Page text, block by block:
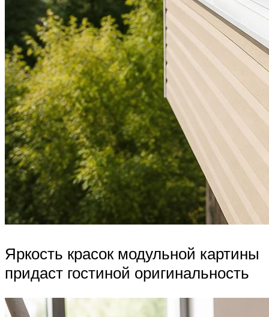
Яркость красок модульной картины
придаст гостиной оригинальность